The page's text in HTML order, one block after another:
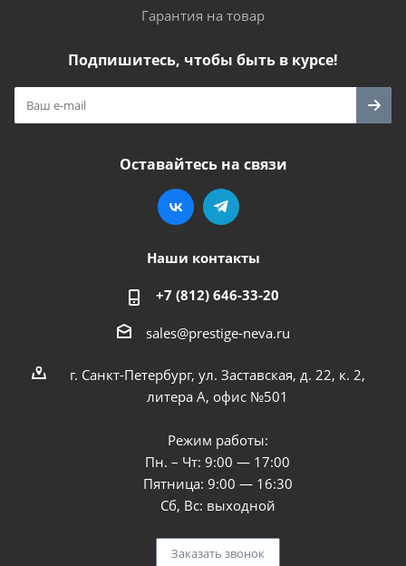
Гарантия на товар
Подпишитесь, чтобы быть в курсе!
Оставайтесь на связи
Наши контакты
+7 (812) 646-33-20
sales@prestige-neva.ru
г. Санкт-Петербург, ул. Заставская, д. 22, к. 2,
литера А, офис №501
Режим работы:
Пн. – Чт: 9:00 — 17:00
Пятница: 9:00 — 16:30
Сб, Вс: выходной
Заказать звонок